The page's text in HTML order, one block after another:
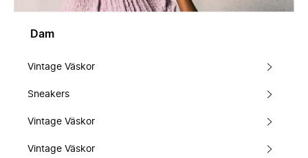
Dam
Vintage Väskor
Sneakers
Vintage Väskor
Vintage Väskor